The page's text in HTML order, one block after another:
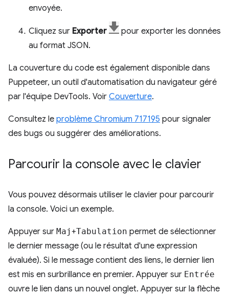
envoyée.
Cliquez sur Exporter
pour exporter les données
au format JSON.
La couverture du code est également disponible dans
Puppeteer, un outil d'automatisation du navigateur géré
par l'équipe DevTools. Voir Couverture.
Consultez le problème Chromium 717195 pour signaler
des bugs ou suggérer des améliorations.
Parcourir la console avec le clavier
Vous pouvez désormais utiliser le clavier pour parcourir
la console. Voici un exemple.
Appuyer sur Maj+Tabulation permet de sélectionner
le dernier message (ou le résultat d'une expression
évaluée). Si le message contient des liens, le dernier lien
est mis en surbrillance en premier. Appuyer sur Entrée
ouvre le lien dans un nouvel onglet. Appuyer sur la flèche